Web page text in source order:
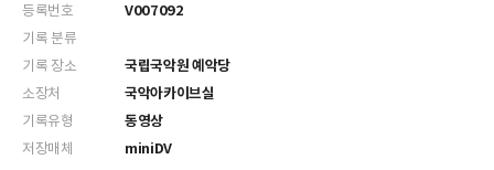
등록번호
V007092
기록 분류
기록 장소
국립국악원 예악당
소장처
국악아카이브실
기록유형
동영상
저장매체
miniDV